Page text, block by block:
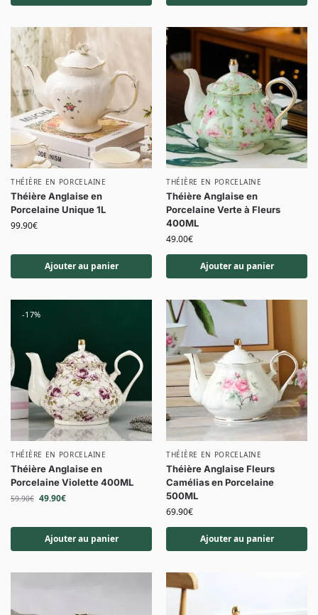
THÉIÈRE EN PORCELAINE
Théière Anglaise en
Porcelaine Unique 1L
99.90€
Ajouter au panier
THÉIÈRE EN PORCELAINE
Théière Anglaise en
Porcelaine Verte à Fleurs
400ML
49.00€
Ajouter au panier
-17%
THÉIÈRE EN PORCELAINE
Théière Anglaise en
Porcelaine Violette 400ML
59.90€ 49.90€
Ajouter au panier
THÉIÈRE EN PORCELAINE
Théière Anglaise Fleurs
Camélias en Porcelaine
500ML
69.90€
Ajouter au panier